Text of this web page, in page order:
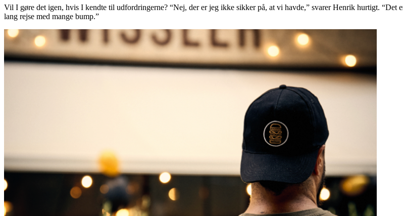
Vil I gøre det igen, hvis I kendte til udfordringerne? “Nej, der er jeg ikke sikker på, at vi havde,” svarer Henrik hurtigt.
lang rejse med mange bump.”